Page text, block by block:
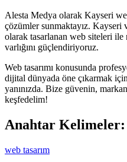
Alesta Medya olarak Kayseri
çözümler sunmaktayız. Kayseri
olarak tasarlanan web siteleri
varlığını güçlendiriyoruz.
Web tasarımı konusunda
dijital dünyada öne çıkarmak
yanınızda. Bize güvenin,
keşfedelim!
Anahtar Kelimeler:
web tasarım